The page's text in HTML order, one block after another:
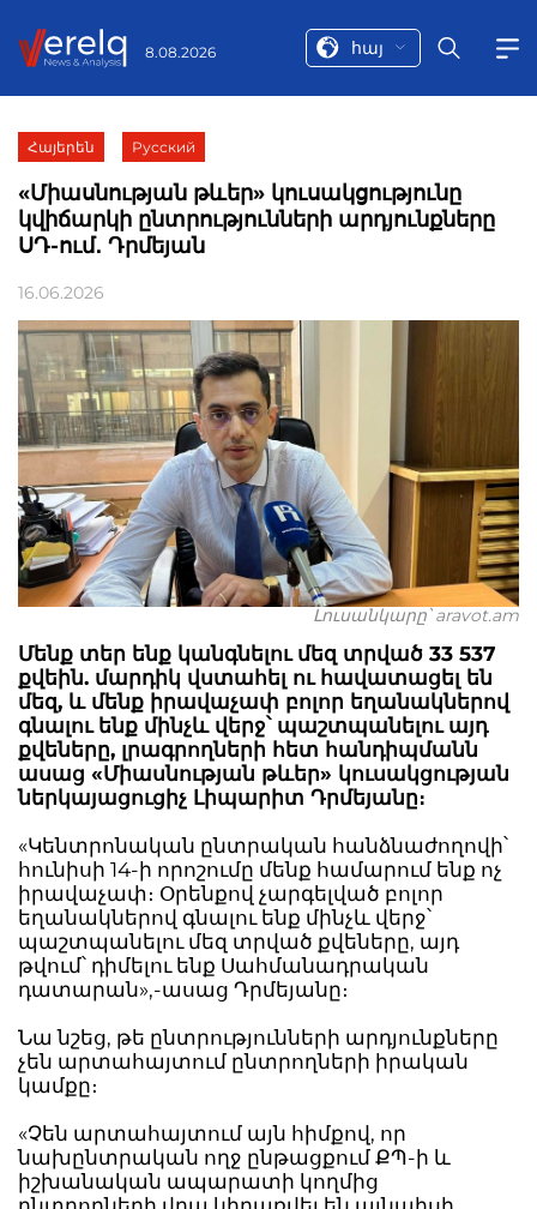
8.08.2026 հայ
Հայերեն Русский
«Միասնության թևեր» կուսակցությունը
կվիճարկի ընտրությունների արդյունքները
ՍԴ-ում․ Դրմեյան
16.06.2026
Լուսանկարը՝ aravot.am
Մենք տեր ենք կանգնելու մեզ տրված 33 537
քվեին. մարդիկ վստահել ու հավատացել են
մեզ, և մենք իրավաչափ բոլոր եղանակներով
գնալու ենք մինչև վերջ՝ պաշտպանելու այդ
քվեները, լրագրողների հետ հանդիպմանն
ասաց «Միասնության թևեր» կուսակցության
ներկայացուցիչ Լիպարիտ Դրմեյանը։
«Կենտրոնական ընտրական հանձնաժողովի՝
հունիսի 14-ի որոշումը մենք համարում ենք ոչ
իրավաչափ։ Օրենքով չարգելված բոլոր
եղանակներով գնալու ենք մինչև վերջ՝
պաշտպանելու մեզ տրված քվեները, այդ
թվում՝ դիմելու ենք Սահմանադրական
դատարան»,-ասաց Դրմեյանը։
Նա նշեց, թե ընտրությունների արդյունքները
չեն արտահայտում ընտրողների իրական
կամքը։
«Չեն արտահայտում այն հիմքով, որ
նախընտրական ողջ ընթացքում ՔՊ-ի և
իշխանական ապարատի կողմից